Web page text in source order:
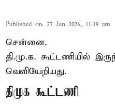
Published on: 27 Jun 2026, 11:19 am
சென்னை,
தி.மு.க. கூட்டணியில்
வெளியேறியது.
திமுக கூட்டணி